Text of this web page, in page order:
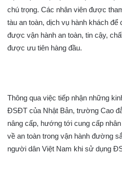
chú trọng. Các nhân viên được
tàu an toàn, dịch vụ hành khách
được vận hành an toàn, tin cậy,
được ưu tiên hàng đầu.
Thông qua việc tiếp nhận những
ĐSĐT của Nhật Bản, trường Cao
nâng cấp, hướng tới cung cấp
về an toàn trong vận hành đường
người dân Việt Nam khi sử dụng